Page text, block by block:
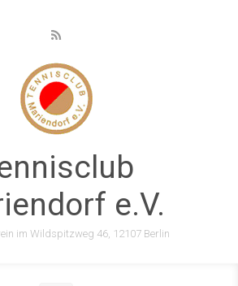
e.V.
im Wildspitzweg 46, 12107 Berlin